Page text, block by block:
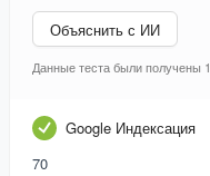
Объяснить с ИИ
Данные теста были получены
Google Индексация
70